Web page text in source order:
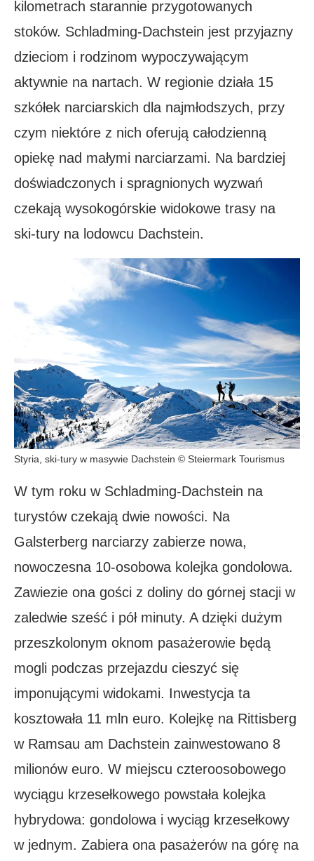
kilometrach starannie przygotowanych
stoków. Schladming-Dachstein jest przyjazny
dzieciom i rodzinom wypoczywającym
aktywnie na nartach. W regionie działa 15
szkółek narciarskich dla najmłodszych, przy
czym niektóre z nich oferują całodzienną
opiekę nad małymi narciarzami. Na bardziej
doświadczonych i spragnionych wyzwań
czekają wysokogórskie widokowe trasy na
ski-tury na lodowcu Dachstein.
Styria, ski-tury w masywie Dachstein © Steiermark Tourismus
W tym roku w Schladming-Dachstein na
turystów czekają dwie nowości. Na
Galsterberg narciarzy zabierze nowa,
nowoczesna 10-osobowa kolejka gondolowa.
Zawiezie ona gości z doliny do górnej stacji w
zaledwie sześć i pół minuty. A dzięki dużym
przeszkolonym oknom pasażerowie będą
mogli podczas przejazdu cieszyć się
imponującymi widokami. Inwestycja ta
kosztowała 11 mln euro. Kolejkę na Rittisberg
w Ramsau am Dachstein zainwestowano 8
milionów euro. W miejscu czteroosobowego
wyciągu krzesełkowego powstała kolejka
hybrydowa: gondolowa i wyciąg krzesełkowy
w jednym. Zabiera ona pasażerów na górę na